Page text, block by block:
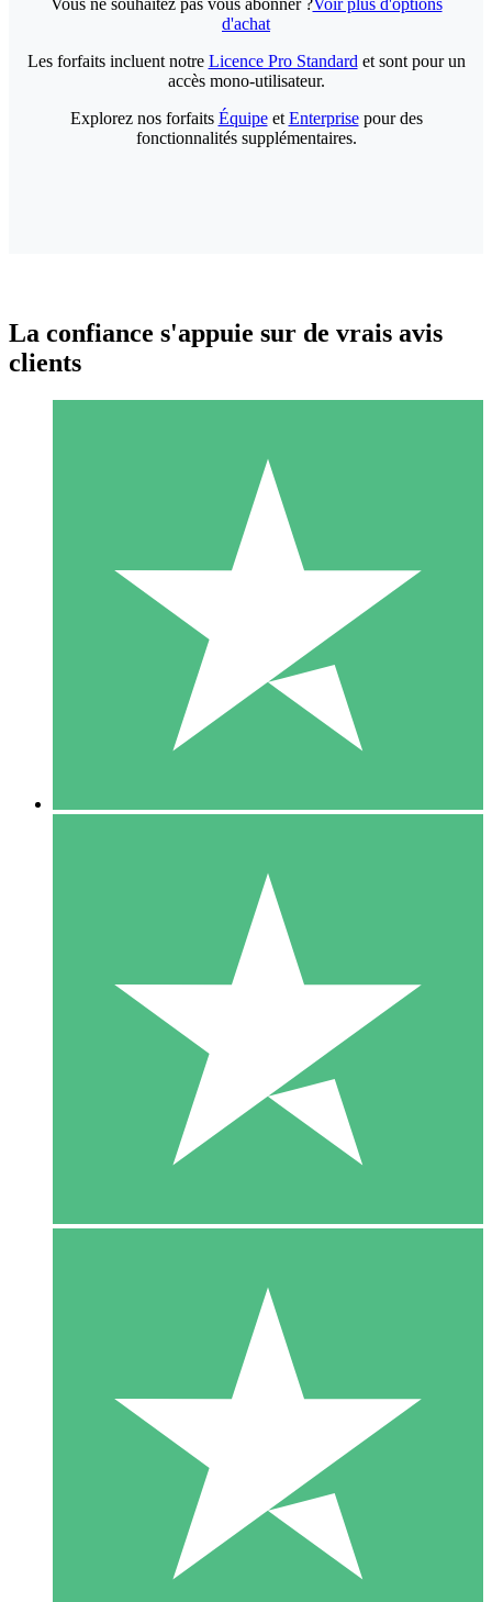
d'achat
Packs de Crédits Individuels
Payez à l'utilisation avec des crédits de téléchargement. Sans
1 Téléchargement
10 00
10 Téléchargements
20 00
Les forfaits incluent notre Licence Pro Standard et sont pour un
accès mono-utilisateur.
Explorez nos forfaits Équipeet Enterprisepour des
fonctionnalités supplémentaires.
La confiance s'appuie sur de vrais avis
clients